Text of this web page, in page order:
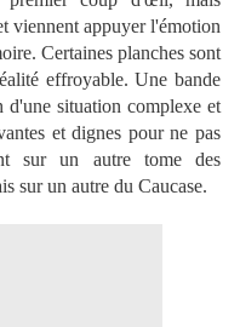
viennent appuyer l'émotion
Certaines planches sont
effroyable. Une bande
d'une situation complexe et
et dignes pour ne pas
sur un autre tome des
sur un autre du Caucase.